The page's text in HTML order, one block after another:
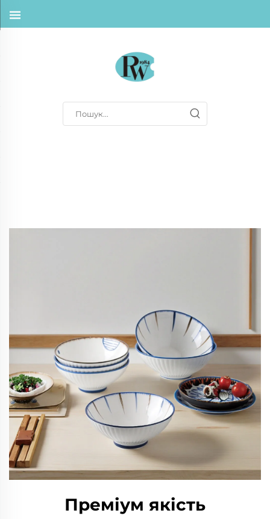
Преміум якість